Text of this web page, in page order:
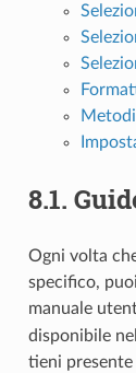
8.1.
Ogni volta
specifico,
manuale
disponibile
tieni